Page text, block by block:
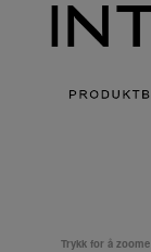
Trykk for å zoome